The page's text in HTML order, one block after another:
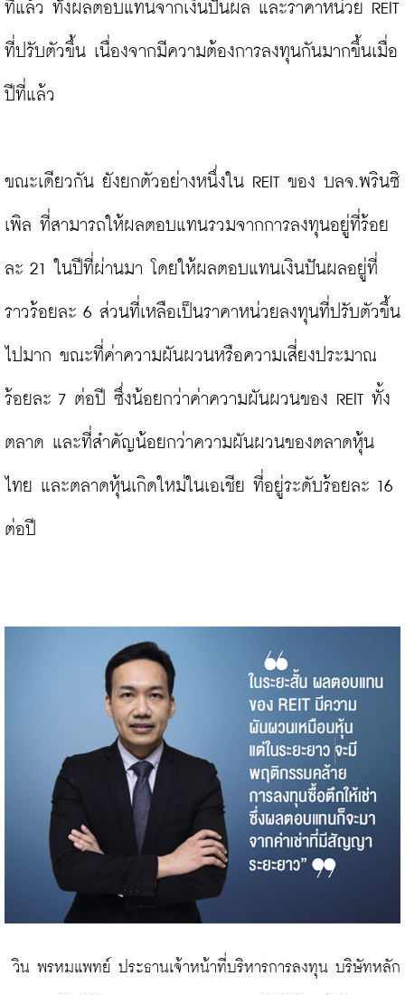
ที่แล้ว ทั้งผลตอบแทนจากเงินปันผล และราคาหน่วย REIT
ที่ปรับตัวขึ้น เนื่องจากมีความต้องการลงทุนกันมากขึ้นเมื่อ
ปีที่แล้ว
ขณะเดียวกัน ยังยกตัวอย่างหนึ่งใน REIT ของ บลจ.พรินซิ
เพิล ที่สามารถให้ผลตอบแทนรวมจากการลงทุนอยู่ที่ร้อย
ละ 21 ในปีที่ผ่านมา โดยให้ผลตอบแทนเงินปันผลอยู่ที่
ราวร้อยละ 6 ส่วนที่เหลือเป็นราคาหน่วยลงทุนที่ปรับตัวขึ้น
ไปมาก ขณะที่ค่าความผันผวนหรือความเสี่ยงประมาณ
ร้อยละ 7 ต่อปี ซึ่งน้อยกว่าค่าความผันผวนของ REIT ทั้ง
ตลาด และที่สำคัญน้อยกว่าความผันผวนของตลาดหุ้น
ไทย และตลาดหุ้นเกิดใหม่ในเอเชีย ที่อยู่ระดับร้อยละ 16
ต่อปี